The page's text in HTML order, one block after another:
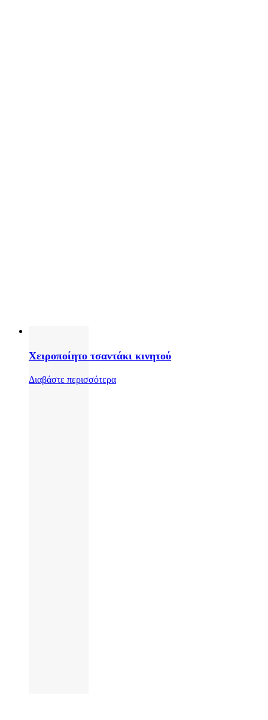
Χειροποίητο τσαντάκι κινητού
Διαβάστε περισσότερα